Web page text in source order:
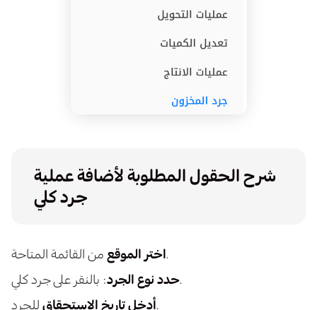
شرح الحقول المطلوبة لأضافة عملية
جرد كلي
اختر الموقعمن القائمة المتاحة.
حدد نوع الجرد: بالنقر على جرد كلي.
أدخل تاريخ الاستحقاقللجرد.